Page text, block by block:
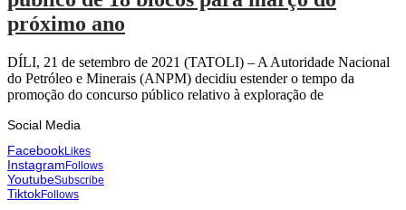
próximo ano
DÍLI, 21 de setembro de 2021 (TATOLI) – A Autoridade Nacional
do Petróleo e Minerais (ANPM) decidiu estender o tempo da
promoção do concurso público relativo à exploração de
Social Media
FacebookLikes
InstagramFollows
YoutubeSubscribe
TiktokFollows